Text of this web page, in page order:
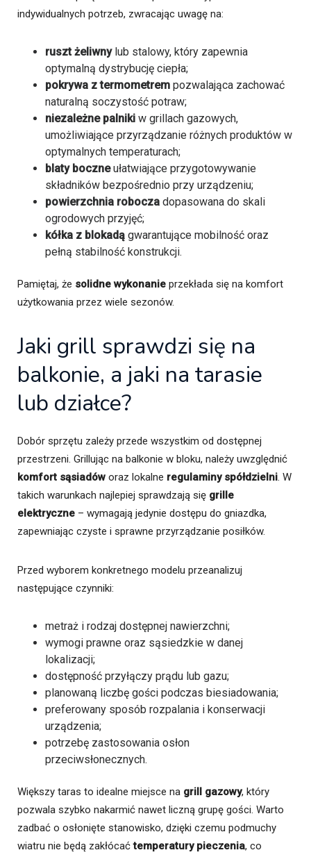
indywidualnych potrzeb, zwracając uwagę na:
ruszt żeliwnylub stalowy, który zapewnia
optymalną dystrybucję ciepła;
pokrywa z termometrem pozwalająca zachować
naturalną soczystość potraw;
niezależne palniki w grillach gazowych,
umożliwiające przyrządzanie różnych produktów w
optymalnych temperaturach;
blaty boczneułatwiające przygotowywanie
składników bezpośrednio przy urządzeniu;
powierzchnia robocza dopasowana do skali
ogrodowych przyjęć;
kółka z blokadą gwarantujące mobilność oraz
pełną stabilność konstrukcji.
Pamiętaj, że solidne wykonanie przekłada się na komfort
użytkowania przez wiele sezonów.
Jaki grill sprawdzi się na
balkonie, a jaki na tarasie
lub działce?
Dobór sprzętu zależy przede wszystkim od dostępnej
przestrzeni. Grillując na balkonie w bloku, należy uwzględnić
komfort sąsiadów oraz lokalne regulaminy spółdzielni. W
takich warunkach najlepiej sprawdzają się grille
elektryczne – wymagają jedynie dostępu do gniazdka,
zapewniając czyste i sprawne przyrządzanie posiłków.
Przed wyborem konkretnego modelu przeanalizuj
następujące czynniki:
metraż i rodzaj dostępnej nawierzchni;
wymogi prawne oraz sąsiedzkie w danej
lokalizacji;
dostępność przyłączy prądu lub gazu;
planowaną liczbę gości podczas biesiadowania;
preferowany sposób rozpalania i konserwacji
urządzenia;
potrzebę zastosowania osłon
przeciwsłonecznych.
Większy taras to idealne miejsce na grill gazowy, który
pozwala szybko nakarmić nawet liczną grupę gości. Warto
zadbać o osłonięte stanowisko, dzięki czemu podmuchy
wiatru nie będą zakłócaćtemperatury pieczenia, co